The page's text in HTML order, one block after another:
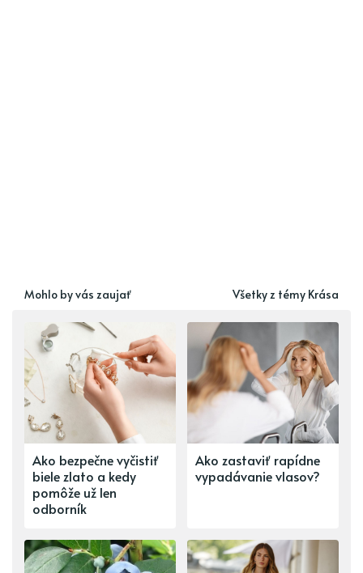
Mohlo by vás zaujať Všetky z témy Krása
Ako bezpečne vyčistiť
biele zlato a kedy
pomôže už len
odborník
Ako zastaviť rapídne
vypadávanie vlasov?